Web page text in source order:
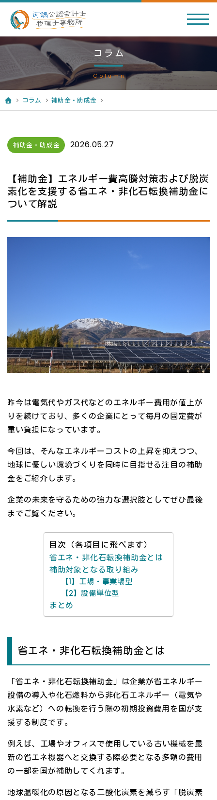
コラム
Column
コラム 補助金・助成金
補助金・助成金 2026.05.27
【補助金】エネルギー費高騰対策および脱炭
素化を支援する省エネ・非化石転換補助金に
ついて解説
昨今は電気代やガス代などのエネルギー費用が値上が
りを続けており、多くの企業にとって毎月の固定費が
重い負担になっています。
今回は、そんなエネルギーコストの上昇を抑えつつ、
地球に優しい環境づくりを同時に目指せる注目の補助
金をご紹介します。
企業の未来を守るための強力な選択肢としてぜひ最後
までご覧ください。
目次（各項目に飛べます）
省エネ・非化石転換補助金とは
補助対象となる取り組み
【1】工場・事業場型
【2】設備単位型
まとめ
省エネ・非化石転換補助金とは
「省エネ・非化石転換補助金」は企業が省エネルギー
設備の導入や化石燃料から非化石エネルギー（電気や
水素など）への転換を行う際の初期投資費用を国が支
援する制度です。
例えば、工場やオフィスで使用している古い機械を最
新の省エネ機器へと交換する際必要となる多額の費用
の一部を国が補助してくれます。
地球温暖化の原因となる二酸化炭素を減らす「脱炭素